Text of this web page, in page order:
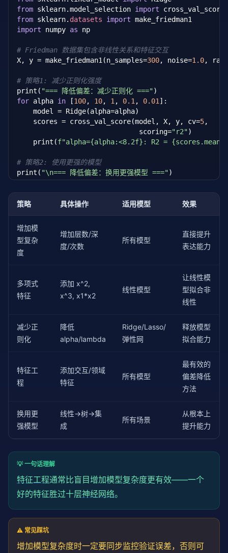
from sklearn.model_selection import
from sklearn. datasets import
import numpy as np
# Friedman 数据集包含非线性关系和特征交互
X, y = make_friedman1(n_samples=300, noise=1.0,
# 策略1: 减少正则化强度
print( "=== 降低偏差：减少正则化 ==="
for alpha in [100, 10, 1 , 0.1 , 0.01 ]:
    model = Ridge(alpha=alpha)
    scores = cross_val_score(model, X, y, cv=
5,
                              scoring=
"r2")
    print(
f"alpha={alpha:<8.2f}: R2 =
# 策略2: 使用更强的模型
print( "\n=== 降低偏差：换用更强模型 ===")
models = {
"Ridge 回归": Ridge(alpha=0.1),
"梯度提升 (50棵树)"
: GradientBoostingRegressor(
"梯度提升 (200棵树)"
        n_estimators=
, random_state=
}
    scores = cross_val_score(model, X, y, cv=
5,
    print(
f"{name:<25}: R2 = {scores.mean():.4f}
策略 具体操作 适用模型 效果
增加模
型复杂
度
增加层数/深
度/次数
所有模型
直接提升
表达能力
多项式
特征
添加 x^2,
x^3, x1*x2
线性模型
让线性模
型拟合非
线性
减少正
则化
降低
alpha/lambda
Ridge/Lasso/
弹性网
释放模型
拟合能力
特征工
程
添加交互/领域
特征
所有模型
最有效的
偏差降低
方法
换用更
强模型
线性→树→集
成
所有场景
从根本上
提升能力
💡 一句话理解
特征工程通常比盲目增加模型复杂度更有效——一个
好的特征胜过十层神经网络。
⚠️ 常见踩坑
增加模型复杂度时一定要同步监控验证误差，否则可